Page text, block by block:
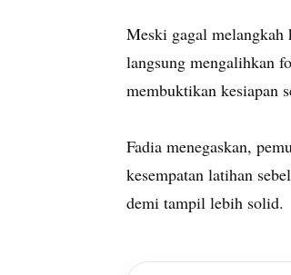
Meski gagal
langsung mengalihkan
membuktikan kesiapan
Fadia menegaskan,
kesempatan latihan
demi tampil lebih solid.